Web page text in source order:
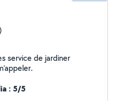
service de jardiner
: 5/5